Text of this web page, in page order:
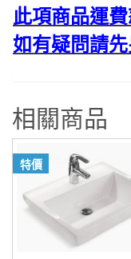
此項商品運
如有疑問請
相關商品
特價